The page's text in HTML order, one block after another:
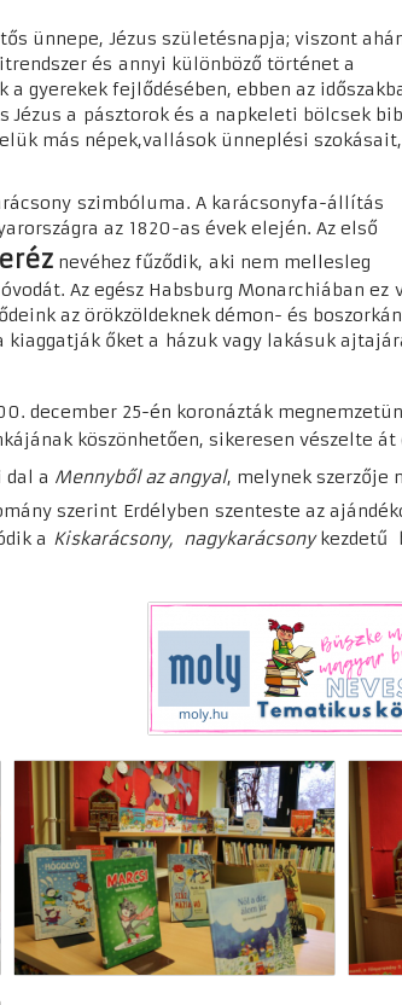
ünnepe,Jézus születésnapja; viszont
és annyi különböző történet a
a gyerekek fejlődésében, ebben az
Jézus a pásztorok és a napkeleti bölcsek
más népek,vallások ünneplési
szimbóluma. A karácsonyfa-állítás
az 1820-as évek elején. Az első
nevéhez fűződik, aki nem mellesleg
Az egész Habsburg Monarchiában ez
az örökzöldeknek démon- és
kiaggatják őket a házuk vagy lakásuk ajta
december 25-én koronázták
köszönhetően, sikeresen vészelte
dal a Mennyből az angyal, melynek szerzője
szerint Erdélyben szenteste az
a Kiskarácsony, nagykarácsonykezdetű